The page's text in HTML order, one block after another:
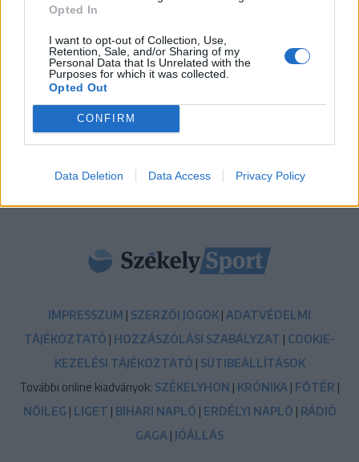
Opted In
I want to opt-out of Collection, Use,
Retention, Sale, and/or Sharing of my
Personal Data that Is Unrelated with the
Purposes for which it was collected.
Opted Out
CONFIRM
Data Deletion Data Access Privacy Policy
bajnoki rajtot az FK Csíkszereda fiataljai
14:42
Visszavonul a Brassóban és Csíkszeredában is védő
kapus
13:39
Szembementek a trenddel: a Sepsi OSK és az FK
Csíkszereda kilóg a sorból a Szuperligában
MÉG TÖBB FRISS HÍR
IMPRESSZUM | SZERZŐI JOGOK | ADATVÉDELMI
TÁJÉKOZTATÓ | HOZZÁSZÓLÁSI SZABÁLYZAT | COOKIE-
KEZELÉSI TÁJÉKOZTATÓ | SÜTIBEÁLLÍTÁSOK
További online kiadványok: SZÉKELYHON | KRÓNIKA | FŐTÉR |
NŐILEG | LIGET | BIHARI NAPLÓ | ERDÉLYI NAPLÓ | RÁDIÓ
GAGA | JÓÁLLÁS